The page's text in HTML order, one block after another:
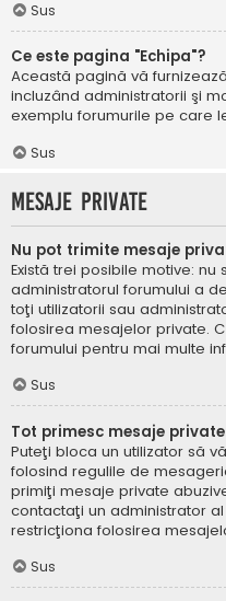
Sus
Ce este pagina "Echipa"?
Această pagină vă
incluzând administratorii şi
exemplu forumurile pe care
Sus
Mesaje private
Nu pot trimite mesaje
Există trei posibile motive:
administratorul forumului a
toţi utilizatorii sau
folosirea mesajelor private.
forumului pentru mai multe
Sus
Tot primesc mesaje
Puteţi bloca un utilizator să
folosind regulile de
primiţi mesaje private
contactaţi un administrator
restricţiona folosirea
Sus